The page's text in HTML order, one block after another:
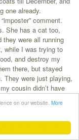
on our website. More
one already.
comment.
She has a cat too,
were all running
while I was trying to
and destroy my
there, but stayed
They were just playing,
cousin didn’t have
then.
even saw them in
I don’t think we have a